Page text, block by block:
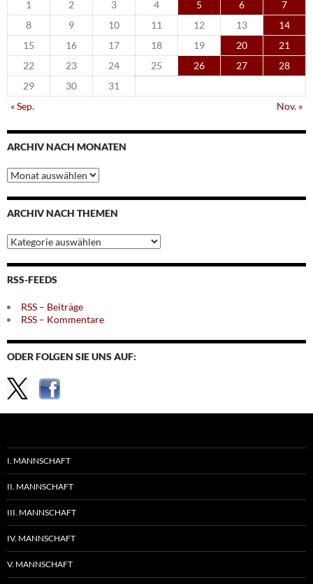
1
2 3 4 5 6
7
8
9 10 11 12 13
14
15
16 17 18 19 20
21
22
23 24 25 26 27
28
29
30
31
« Sep.
Nov. »
ARCHIV NACH MONATEN
Archiv
nach
Monaten
ARCHIV NACH THEMEN
Archiv
nach
Themen
RSS-FEEDS
RSS – Beiträge
RSS – Kommentare
ODER FOLGEN SIE UNS AUF:
I. MANNSCHAFT
II. MANNSCHAFT
III. MANNSCHAFT
IV. MANNSCHAFT
V. MANNSCHAFT